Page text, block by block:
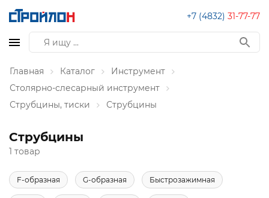
+7 (4832) 31-77-77
Главная Каталог
Инструмент
Столярно-слесарный инструмент
Струбцины, тиски
Струбцины
Струбцины
1 товар
F-образная G-образная Быстрозажимная